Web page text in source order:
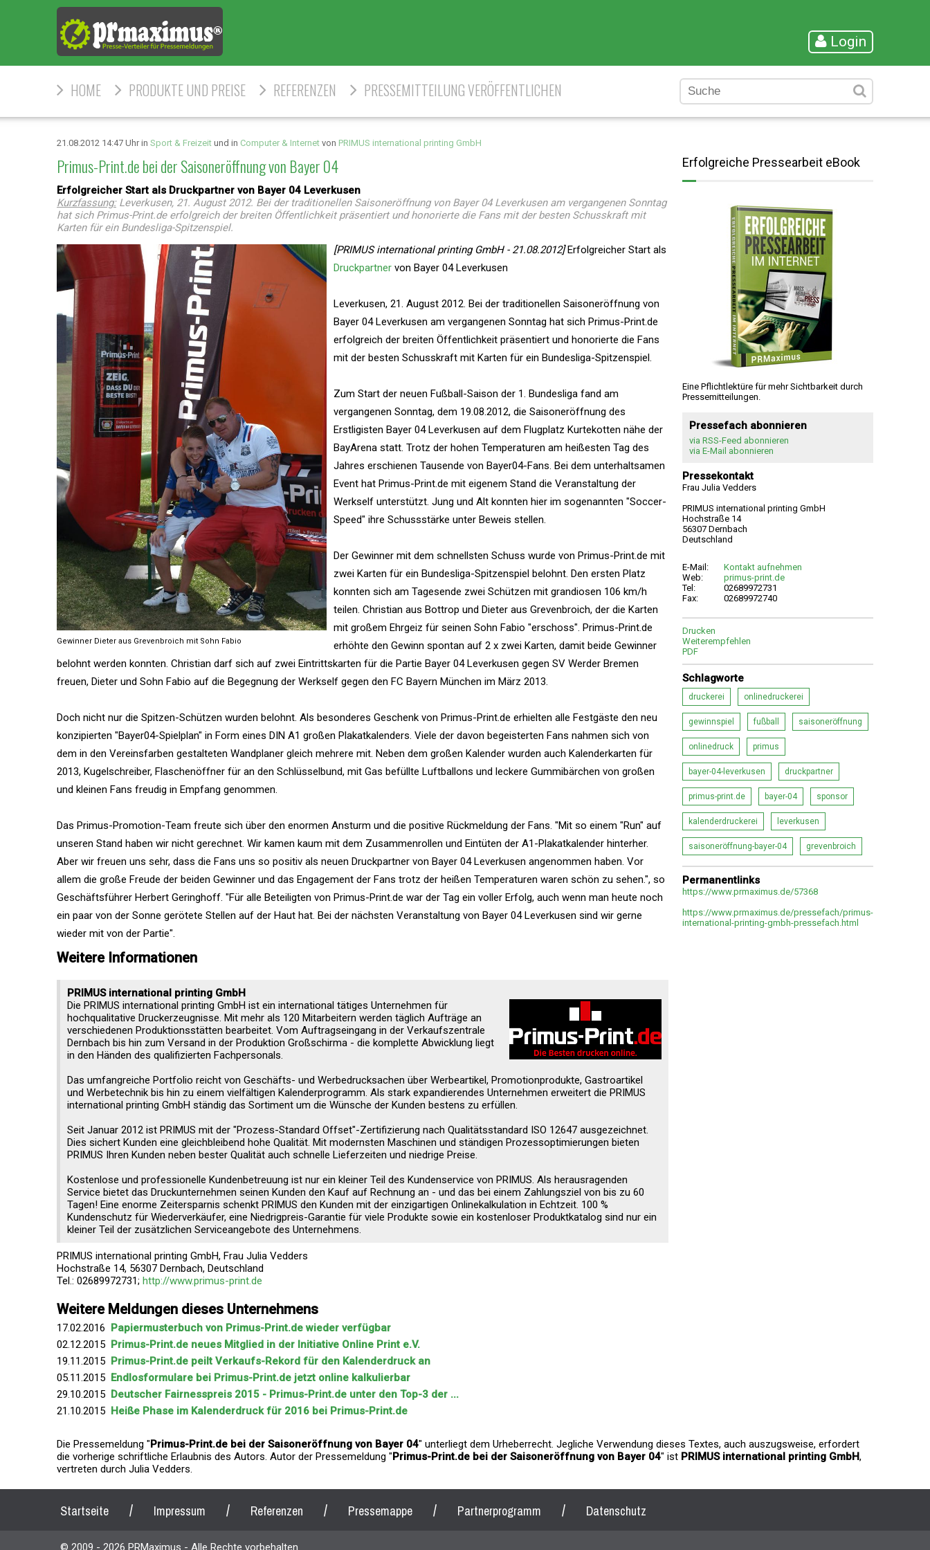
Login
HOME PRODUKTE UND PREISE REFERENZEN PRESSEMITTEILUNG VERÖFFENTLICHEN
21.08.2012 14:47 Uhr in Sport & Freizeit und in Computer & Internet von PRIMUS international printing GmbH
Primus-Print.de bei der Saisoneröffnung von Bayer 04
Erfolgreicher Start als Druckpartner von Bayer 04 Leverkusen
Kurzfassung:Leverkusen, 21. August 2012. Bei der traditionellen Saisoneröffnung von Bayer 04 Leverkusen am vergangenen Sonntag
hat sich Primus-Print.de erfolgreich der breiten Öffentlichkeit präsentiert und honorierte die Fans mit der besten Schusskraft mit
Karten für ein Bundesliga-Spitzenspiel.
Gewinner Dieter aus Grevenbroich mit Sohn Fabio
[PRIMUS international printing GmbH - 21.08.2012]Erfolgreicher Start als
Druckpartner von Bayer 04 Leverkusen
Leverkusen, 21. August 2012. Bei der traditionellen Saisoneröffnung von
Bayer 04 Leverkusen am vergangenen Sonntag hat sich Primus-Print.de
erfolgreich der breiten Öffentlichkeit präsentiert und honorierte die Fans
mit der besten Schusskraft mit Karten für ein Bundesliga-Spitzenspiel.
Zum Start der neuen Fußball-Saison der 1. Bundesliga fand am
vergangenen Sonntag, dem 19.08.2012, die Saisoneröffnung des
Erstligisten Bayer 04 Leverkusen auf dem Flugplatz Kurtekotten nähe der
BayArena statt. Trotz der hohen Temperaturen am heißesten Tag des
Jahres erschienen Tausende von Bayer04-Fans. Bei dem unterhaltsamen
Event hat Primus-Print.de mit eigenem Stand die Veranstaltung der
Werkself unterstützt. Jung und Alt konnten hier im sogenannten "Soccer-
Speed" ihre Schussstärke unter Beweis stellen.
Der Gewinner mit dem schnellsten Schuss wurde von Primus-Print.de mit
zwei Karten für ein Bundesliga-Spitzenspiel belohnt. Den ersten Platz
konnten sich am Tagesende zwei Schützen mit grandiosen 106 km/h
teilen. Christian aus Bottrop und Dieter aus Grevenbroich, der die Karten
mit großem Ehrgeiz für seinen Sohn Fabio "erschoss". Primus-Print.de
erhöhte den Gewinn spontan auf 2 x zwei Karten, damit beide Gewinner
belohnt werden konnten. Christian darf sich auf zwei Eintrittskarten für die Partie Bayer 04 Leverkusen gegen SV Werder Bremen
freuen, Dieter und Sohn Fabio auf die Begegnung der Werkself gegen den FC Bayern München im März 2013.
Doch nicht nur die Spitzen-Schützen wurden belohnt. Als besonderes Geschenk von Primus-Print.de erhielten alle Festgäste den neu
konzipierten "Bayer04-Spielplan" in Form eines DIN A1 großen Plakatkalenders. Viele der davon begeisterten Fans nahmen sich von
dem in den Vereinsfarben gestalteten Wandplaner gleich mehrere mit. Neben dem großen Kalender wurden auch Kalenderkarten für
2013, Kugelschreiber, Flaschenöffner für an den Schlüsselbund, mit Gas befüllte Luftballons und leckere Gummibärchen von großen
und kleinen Fans freudig in Empfang genommen.
Das Primus-Promotion-Team freute sich über den enormen Ansturm und die positive Rückmeldung der Fans. "Mit so einem "Run" auf
unseren Stand haben wir nicht gerechnet. Wir kamen kaum mit dem Zusammenrollen und Eintüten der A1-Plakatkalender hinterher.
Aber wir freuen uns sehr, dass die Fans uns so positiv als neuen Druckpartner von Bayer 04 Leverkusen angenommen haben. Vor
allem die große Freude der beiden Gewinner und das Engagement der Fans trotz der heißen Temperaturen waren schön zu sehen.", so
Geschäftsführer Herbert Geringhoff. "Für alle Beteiligten von Primus-Print.de war der Tag ein voller Erfolg, auch wenn man heute noch
ein paar von der Sonne gerötete Stellen auf der Haut hat. Bei der nächsten Veranstaltung von Bayer 04 Leverkusen sind wir gerne
wieder mit von der Partie".
Weitere Informationen
PRIMUS international printing GmbH
Die PRIMUS international printing GmbH ist ein international tätiges Unternehmen für
hochqualitative Druckerzeugnisse. Mit mehr als 120 Mitarbeitern werden täglich Aufträge an
verschiedenen Produktionsstätten bearbeitet. Vom Auftragseingang in der Verkaufszentrale
Dernbach bis hin zum Versand in der Produktion Großschirma - die komplette Abwicklung liegt
in den Händen des qualifizierten Fachpersonals.
Das umfangreiche Portfolio reicht von Geschäfts- und Werbedrucksachen über Werbeartikel, Promotionprodukte, Gastroartikel
und Werbetechnik bis hin zu einem vielfältigen Kalenderprogramm. Als stark expandierendes Unternehmen erweitert die PRIMUS
international printing GmbH ständig das Sortiment um die Wünsche der Kunden bestens zu erfüllen.
Seit Januar 2012 ist PRIMUS mit der "Prozess-Standard Offset"-Zertifizierung nach Qualitätsstandard ISO 12647 ausgezeichnet.
Dies sichert Kunden eine gleichbleibend hohe Qualität. Mit modernsten Maschinen und ständigen Prozessoptimierungen bieten
PRIMUS Ihren Kunden neben bester Qualität auch schnelle Lieferzeiten und niedrige Preise.
Kostenlose und professionelle Kundenbetreuung ist nur ein kleiner Teil des Kundenservice von PRIMUS. Als herausragenden
Service bietet das Druckunternehmen seinen Kunden den Kauf auf Rechnung an - und das bei einem Zahlungsziel von bis zu 60
Tagen! Eine enorme Zeitersparnis schenkt PRIMUS den Kunden mit der einzigartigen Onlinekalkulation in Echtzeit. 100 %
Kundenschutz für Wiederverkäufer, eine Niedrigpreis-Garantie für viele Produkte sowie ein kostenloser Produktkatalog sind nur ein
kleiner Teil der zusätzlichen Serviceangebote des Unternehmens.
PRIMUS international printing GmbH, Frau Julia Vedders
Hochstraße 14, 56307 Dernbach, Deutschland
Tel.: 02689972731; http://www.primus-print.de
Weitere Meldungen dieses Unternehmens
17.02.2016 Papiermusterbuch von Primus-Print.de wieder verfügbar
02.12.2015 Primus-Print.de neues Mitglied in der Initiative Online Print e.V.
19.11.2015 Primus-Print.de peilt Verkaufs-Rekord für den Kalenderdruck an
05.11.2015 Endlosformulare bei Primus-Print.de jetzt online kalkulierbar
29.10.2015 Deutscher Fairnesspreis 2015 - Primus-Print.de unter den Top-3 der ...
21.10.2015 Heiße Phase im Kalenderdruck für 2016 bei Primus-Print.de
Erfolgreiche Pressearbeit eBook
Eine Pflichtlektüre für mehr Sichtbarkeit durch
Pressemitteilungen.
Pressefach abonnieren
via RSS-Feed abonnieren
via E-Mail abonnieren
Pressekontakt
Frau Julia Vedders
PRIMUS international printing GmbH
Hochstraße 14
56307 Dernbach
Deutschland
E-Mail:
Kontakt aufnehmen
Web:
primus-print.de
Tel:
02689972731
Fax:
02689972740
Drucken
Weiterempfehlen
PDF
Schlagworte
druckerei onlinedruckerei
gewinnspiel fußball saisoneröffnung
onlinedruck primus
bayer-04-leverkusen druckpartner
primus-print.de bayer-04 sponsor
kalenderdruckerei leverkusen
saisoneröffnung-bayer-04 grevenbroich
Permanentlinks
https://www.prmaximus.de/57368
https://www.prmaximus.de/pressefach/primus-
international-printing-gmbh-pressefach.html
Die Pressemeldung "Primus-Print.de bei der Saisoneröffnung von Bayer 04" unterliegt dem Urheberrecht. Jegliche Verwendung dieses Textes, auch auszugsweise, erfordert
die vorherige schriftliche Erlaubnis des Autors. Autor der Pressemeldung "Primus-Print.de bei der Saisoneröffnung von Bayer 04" ist PRIMUS international printing GmbH,
vertreten durch Julia Vedders.
Startseite / Impressum / Referenzen / Pressemappe / Partnerprogramm / Datenschutz
© 2009 - 2026 PRMaximus - Alle Rechte vorbehalten